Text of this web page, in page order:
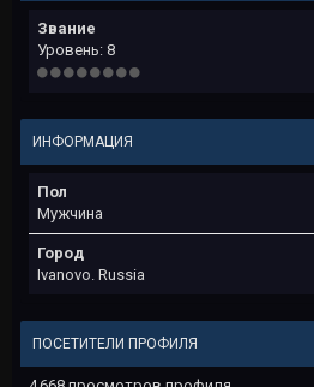
Звание
Уровень: 8
ИНФОРМАЦИЯ
Пол
Мужчина
Город
Ivanovo. Russia
ПОСЕТИТЕЛИ ПРОФИЛЯ